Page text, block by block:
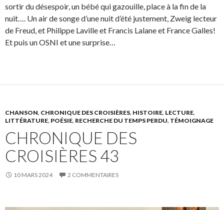
sortir du désespoir, un bébé qui gazouille, place à la fin de la
nuit…. Un air de songe d’une nuit d’été justement, Zweig lecteur
de Freud, et Philippe Laville et Francis Lalane et France Galles!
Et puis un OSNI et une surprise…
CHANSON, CHRONIQUE DES CROISIÈRES, HISTOIRE, LECTURE,
LITTÉRATURE, POÉSIE, RECHERCHE DU TEMPS PERDU, TÉMOIGNAGE
CHRONIQUE DES
CROISIÈRES 43
10 MARS 2024 2 COMMENTAIRES